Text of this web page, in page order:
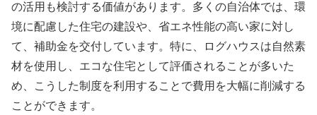
の活用も検討する価値があります。多くの自治体では、環
境に配慮した住宅の建設や、省エネ性能の高い家に対し
て、補助金を交付しています。特に、ログハウスは自然素
材を使用し、エコな住宅として評価されることが多いた
め、こうした制度を利用することで費用を大幅に削減する
ことができます。